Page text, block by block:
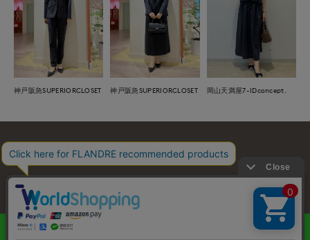
神戸阪急SUPERIORCLOSET 神戸阪急SUPERIORCLOSET 岡山天満屋7-IDconcept.
お問い合わせ 利用規約 プライバシーポリシー
特定商取引・古物営業法に基づく表示